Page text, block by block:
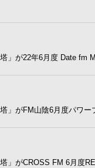
」が22年6月度 Date fm
」がFM山陰6月度パワ
」がCROSS FM 6月度